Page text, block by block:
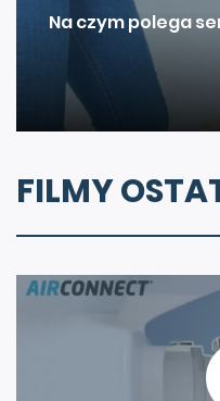
Na czym polega
FILMY